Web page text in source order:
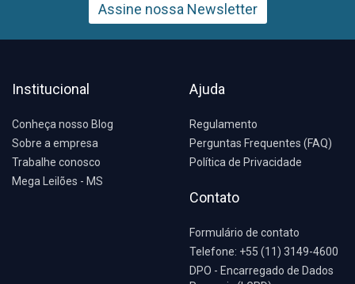
Assine nossa Newsletter
Institucional
Conheça nosso Blog
Sobre a empresa
Trabalhe conosco
Mega Leilões - MS
Ajuda
Regulamento
Perguntas Frequentes (FAQ)
Política de Privacidade
Contato
Formulário de contato
Telefone: +55 (11) 3149-4600
DPO - Encarregado de Dados